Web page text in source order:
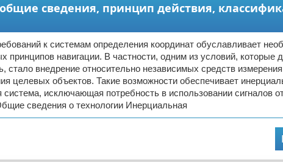
сведения, принцип действия,
к системам определения координат обуславливает
принципов навигации. В частности, одним из условий, которые
стало внедрение относительно независимых средств измерения
целевых объектов. Такие возможности обеспечивает
система, исключающая потребность в использовании сигналов
сведения о технологии Инерциальная